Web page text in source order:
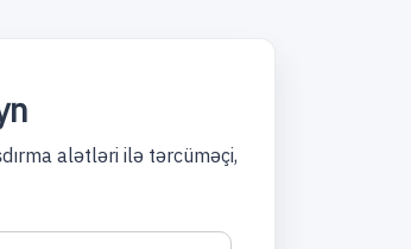
alətləri ilə tərcüməçi,